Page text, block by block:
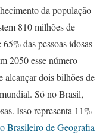
da população
810 milhões de
das pessoas idosas
2050 esse número
alcançar dois bilhões de
Só no Brasil,
Isso representa 11%
Brasileiro de Geografia